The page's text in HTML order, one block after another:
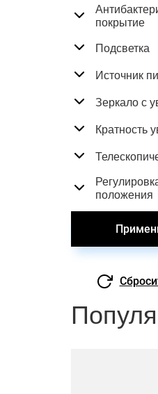
покрытие
Подсветка
Источник
Зеркало с
Кратность
положения